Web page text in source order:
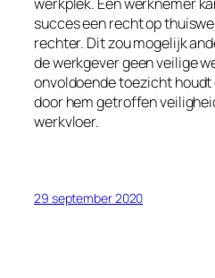
succes een recht op
rechter. Dit zou mogelijk
de werkgever geen veilige
onvoldoende toezicht houdt
door hem getroffen
werkvloer.
29 september 2020